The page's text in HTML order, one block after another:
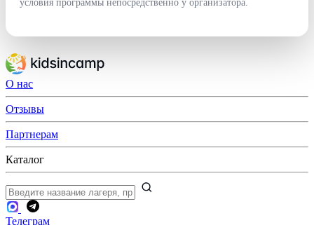
условия программы непосредственно у организатора.
О нас
Отзывы
Партнерам
Каталог
Телеграм